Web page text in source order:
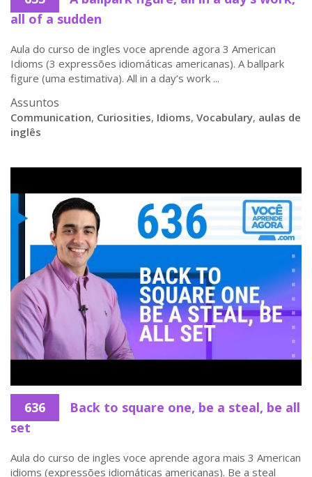
all of a sudden
Aula do curso de ingles voce aprende agora 3 American
Idioms (3 expressões idiomáticas americanas). A ballpark
figure (uma estimativa). All in a day’s work ...
Assuntos
Communication, Curiosities, Idioms, Vocabulary, aulas de
inglês
636
Back to square one, be a steal, be all
set
Aula do curso de ingles voce aprende agora mais 3 American
idioms (expressões idiomáticas americanas). Be a steal